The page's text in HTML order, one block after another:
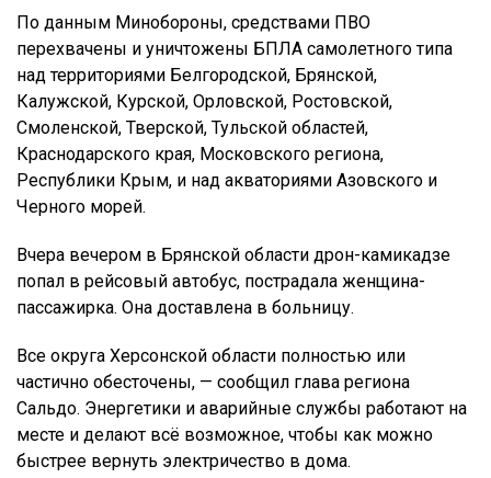
По данным Минобороны, средствами ПВО
перехвачены и уничтожены БПЛА самолетного типа
над территориями Белгородской, Брянской,
Калужской, Курской, Орловской, Ростовской,
Смоленской, Тверской, Тульской областей,
Краснодарского края, Московского региона,
Республики Крым, и над акваториями Азовского и
Черного морей.
Вчера вечером в Брянской области дрон-камикадзе
попал в рейсовый автобус, пострадала женщина-
пассажирка. Она доставлена в больницу.
Все округа Херсонской области полностью или
частично обесточены, — сообщил глава региона
Сальдо. Энергетики и аварийные службы работают на
месте и делают всё возможное, чтобы как можно
быстрее вернуть электричество в дома.